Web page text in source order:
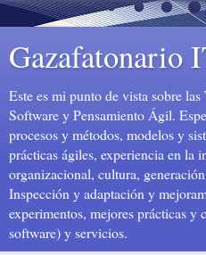
Gazafatonario
Este es mi punto de vista sobre
Software y Pensamiento Ágil.
procesos y métodos, modelos y
prácticas ágiles, experiencia en la
organizacional, cultura,
Inspección y adaptación y
experimentos, mejores prácticas y
software) y servicios.